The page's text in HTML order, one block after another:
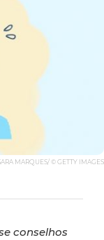
MARQUES/ © GETTY IMAGES
conselhos